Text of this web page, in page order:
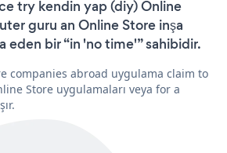
try kendin yap (diy) Online
guru an Online Store inşa
eden bir “in 'no time'” sahibidir.
companies abroad uygulama claim to
Store uygulamaları veya for a